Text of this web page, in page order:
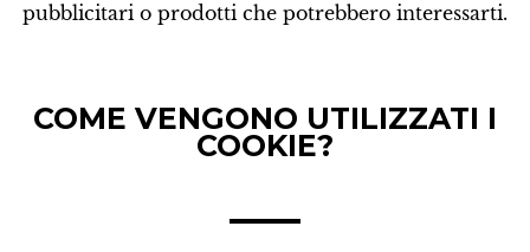
pubblicitari o prodotti che potrebbero interessarti.
COME VENGONO UTILIZZATI I
COOKIE?